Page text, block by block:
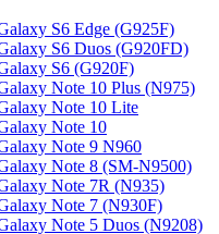
S6 Edge (G925F)
S6 Duos (G920FD)
S6 (G920F)
Note 10 Plus (N975)
Note 10 Lite
Note 10
Note 9 N960
Note 8 (SM-N9500)
Note 7R (N935)
Note 7 (N930F)
Note 5 Duos (N9208)